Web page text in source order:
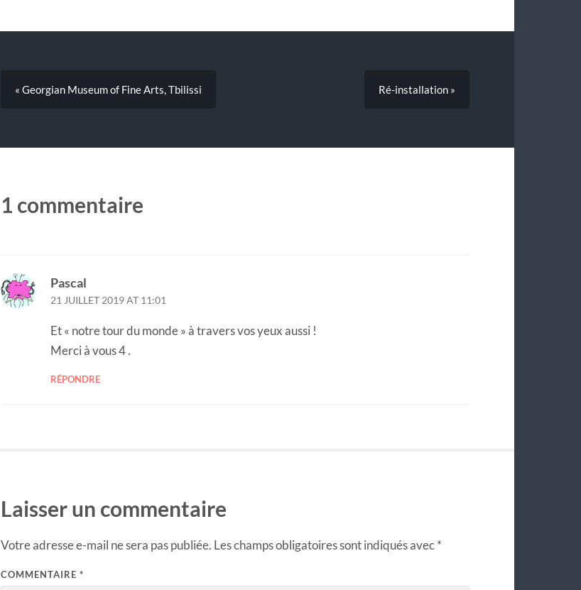
« Georgian Museum of Fine Arts, Tbilissi Ré-installation »
1 commentaire
Pascal
21 JUILLET 2019 AT 11:01
Et « notre tour du monde » à travers vos yeux aussi !
Merci à vous 4 .
RÉPONDRE
Laisser un commentaire
Votre adresse e-mail ne sera pas publiée. Les champs obligatoires sont indiqués avec*
COMMENTAIRE *